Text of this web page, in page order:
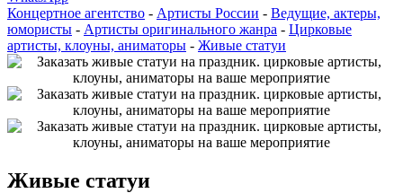
Концертное агентство - Артисты России - Ведущие, актеры,
юмористы - Артисты оригинального жанра - Цирковые
артисты, клоуны, аниматоры - Живые статуи
Живые статуи